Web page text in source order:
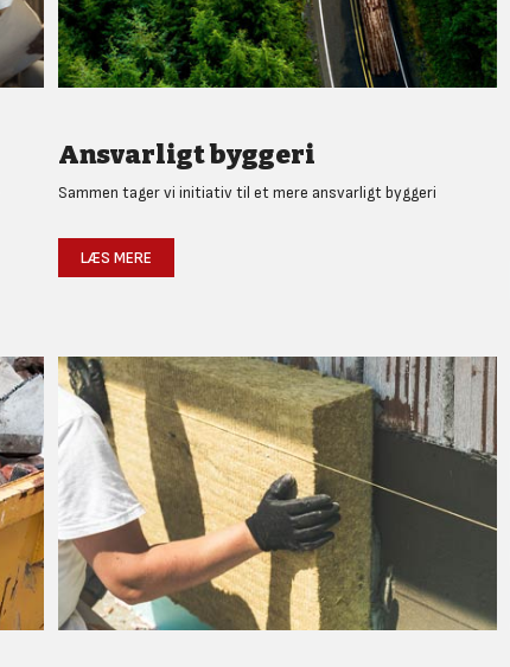
Ansvarligt byggeri
Sammen tager vi initiativ til et mere ansvarligt byggeri
LÆS MERE